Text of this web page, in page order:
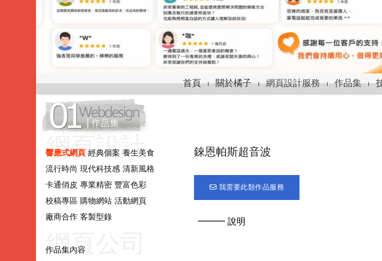
首頁 關於橘子 網頁設計服務 作品集
網頁設計.
網站製作.
網站系統
響應式網頁 經典個案 養生美食
流行時尚 現代科技感 清新風格
卡通俏皮 專業精密 豐富色彩
校稿專區 購物網站 活動網頁
廠商合作 客製型錄
網頁公司
作品集內容
錸恩帕斯超音波
我需要此類作品服務
━━━ 說明